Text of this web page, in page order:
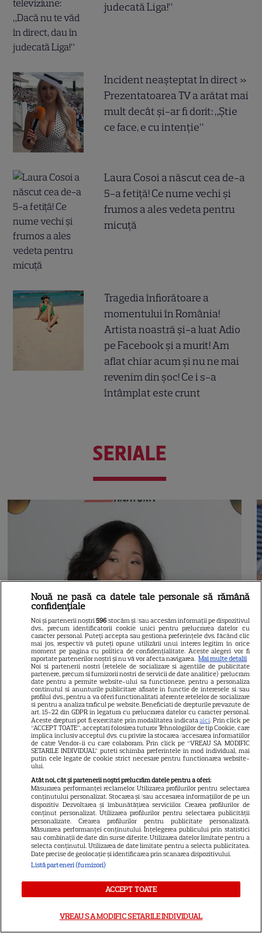
judecată Liga!”
Incident neașteptat în direct »
Prezentatoarea TV a arătat mai
mult decât și-ar fi dorit: „Știe
ce face, e cu intenție”
Laura Cosoi a născut cea de-a
5-a fetiță! Ce nume vechi și
frumos a ales vedeta pentru
micuță
Tragedia înfiorătoare a
momentului în România!
Artista noastră și-a luat Adio
pe Facebook și a murit! Am
aflat chiar acum și nu ne mai
revenim din șoc! Ce i s-a
întâmplat este crunt
SERIALE
21
SERIALE AMERICANE
Sandra Oh dezvăluie de ce a
plecat din „Anatomia lui Grey”.
Discuția cu Shonda Rhimes
care a schimbat totul pentru
Cristina Yang
Nouă ne pasă ca datele tale personale să rămână
confidențiale
Noi și partenerii noștri596 stocăm și/sau accesăm informații pe dispozitivul
dvs., precum identificatorii cookie unici pentru prelucrarea datelor cu
caracter personal. Puteți accepta sau gestiona preferințele dvs. făcând clic
mai jos, respectiv vă puteți opune utilizării unui interes legitim în orice
moment pe pagina cu politica de confidențialitate. Aceste alegeri vor fi
raportate partenerilor noștri și nu vă vor afecta navigarea. Mai multe detalii
Noi si partenerii nostri (retelele de socializare si agentiile de publicitate
partenere, precum si furnizorii nostri de servicii de date analitice) prelucram
date pentru a permite website-ului sa functioneze, pentru a personaliza
continutul si anunturile publicitare afisate in functie de interesele si/sau
profilul dvs., pentru a va oferi functionalitati aferente retelelor de socializare
si pentru a analiza traficul pe website. Beneficiati de drepturile prevazute de
art. 15-22 din GDPR in legatura cu prelucrarea datelor cu caracter personal.
Aceste drepturi pot fi exercitate prin modalitatea indicataaici. Prin click pe
“ACCEPT TOATE”, acceptati folosirea tuturor Tehnologiilor de tip Cookie, care
implica inclusiv acceptul dvs. cu privire la stocarea/accesarea informatiilor
de catre Vendor-ii cu care colaboram. Prin click pe “VREAU SA MODIFIC
SETARILE INDIVIDUAL” puteti schimba preferintele in mod individual, mai
putin cele legate de cookie strict necesare pentru functionarea website-
ului.
Atât noi, cât și partenerii noștri prelucrăm datele pentru a oferi:
Măsurarea performanței reclamelor. Utilizarea profilurilor pentru selectarea
conținutului personalizat. Stocarea și/sau accesarea informațiilor de pe un
dispozitiv. Dezvoltarea și îmbunătățirea serviciilor. Crearea profilurilor de
conținut personalizat. Utilizarea profilurilor pentru selectarea publicității
personalizate. Crearea profilurilor pentru publicitate personalizată.
Măsurarea performanței conținutului. Înțelegerea publicului prin statistici
sau combinații de date din surse diferite. Utilizarea datelor limitate pentru a
selecta conținutul. Utilizarea de date limitate pentru a selecta publicitatea.
Date precise de geolocație și identificarea prin scanarea dispozitivului.
Listă parteneri (furnizori)
ACCEPT TOATE
VREAU SA MODIFIC SETARILE INDIVIDUAL